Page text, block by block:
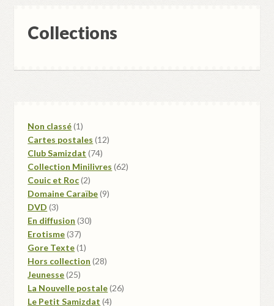
Collections
Non classé 11
produit
Cartes postales 1212
Club Samizdat 7474
produits
Collection Minilivres 6262
Couic et Roc 22
produits
Domaine Caraïbe 99
DVD 33
produits
En diffusion 3030
Erotisme 3737
produits
Gore Texte 11
produit
Hors collection 2828
Jeunesse 2525
produits
La Nouvelle postale 2626
Le Petit Samizdat 44